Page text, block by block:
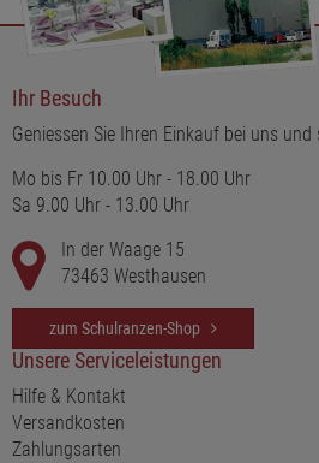
Ihr Besuch
Geniessen Sie Ihren Einkauf bei uns und
Mo bis Fr 10.00 Uhr - 18.00 Uhr
Sa 9.00 Uhr - 13.00 Uhr
In der Waage 15
73463 Westhausen
zum Schulranzen-Shop
Unsere Serviceleistungen
Hilfe & Kontakt
Versandkosten
Zahlungsarten